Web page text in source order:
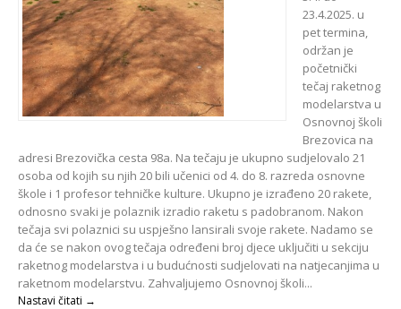
23.4.2025. u
pet termina,
održan je
početnički
tečaj raketnog
modelarstva u
Osnovnoj školi
Brezovica na
adresi Brezovička cesta 98a. Na tečaju je ukupno sudjelovalo 21
osoba od kojih su njih 20 bili učenici od 4. do 8. razreda osnovne
škole i 1 profesor tehničke kulture. Ukupno je izrađeno 20 rakete,
odnosno svaki je polaznik izradio raketu s padobranom. Nakon
tečaja svi polaznici su uspješno lansirali svoje rakete. Nadamo se
da će se nakon ovog tečaja određeni broj djece uključiti u sekciju
raketnog modelarstva i u budućnosti sudjelovati na natjecanjima u
raketnom modelarstvu. Zahvaljujemo Osnovnoj školi...
Nastavi čitati →